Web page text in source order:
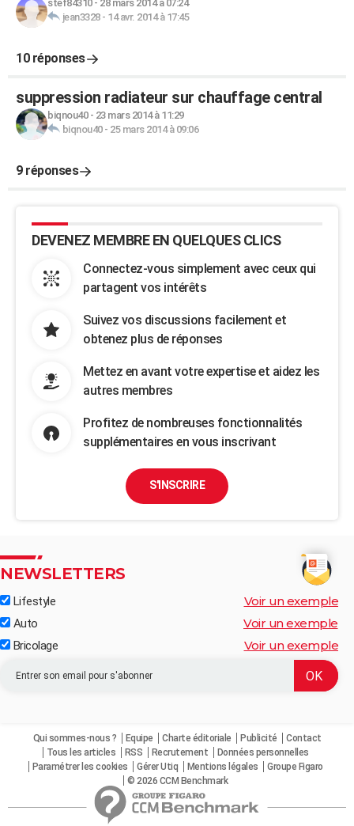
stef84310- 28 mars 2014 à 07:24
jean3328- 14 avr. 2014 à 17:45
10 réponses
suppression radiateur sur chauffage central
biqnou40- 23 mars 2014 à 11:29
biqnou40- 25 mars 2014 à 09:06
9 réponses
DEVENEZ MEMBRE EN QUELQUES CLICS
Connectez-vous simplement avec ceux qui
partagent vos intérêts
Suivez vos discussions facilement et
obtenez plus de réponses
Mettez en avant votre expertise et aidez les
autres membres
Profitez de nombreuses fonctionnalités
supplémentaires en vous inscrivant
S'INSCRIRE
NEWSLETTERS
Lifestyle Voir un exemple
Auto Voir un exemple
Bricolage Voir un exemple
Qui sommes-nous ? Equipe Charte éditoriale Publicité
Contact
Tous les articles
RSS Recrutement
Données personnelles
Paramétrer les cookies
Gérer Utiq Mentions légales
Groupe Figaro
© 2026 CCM Benchmark